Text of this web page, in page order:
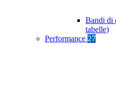
Bandi di
tabelle)
Performance 27